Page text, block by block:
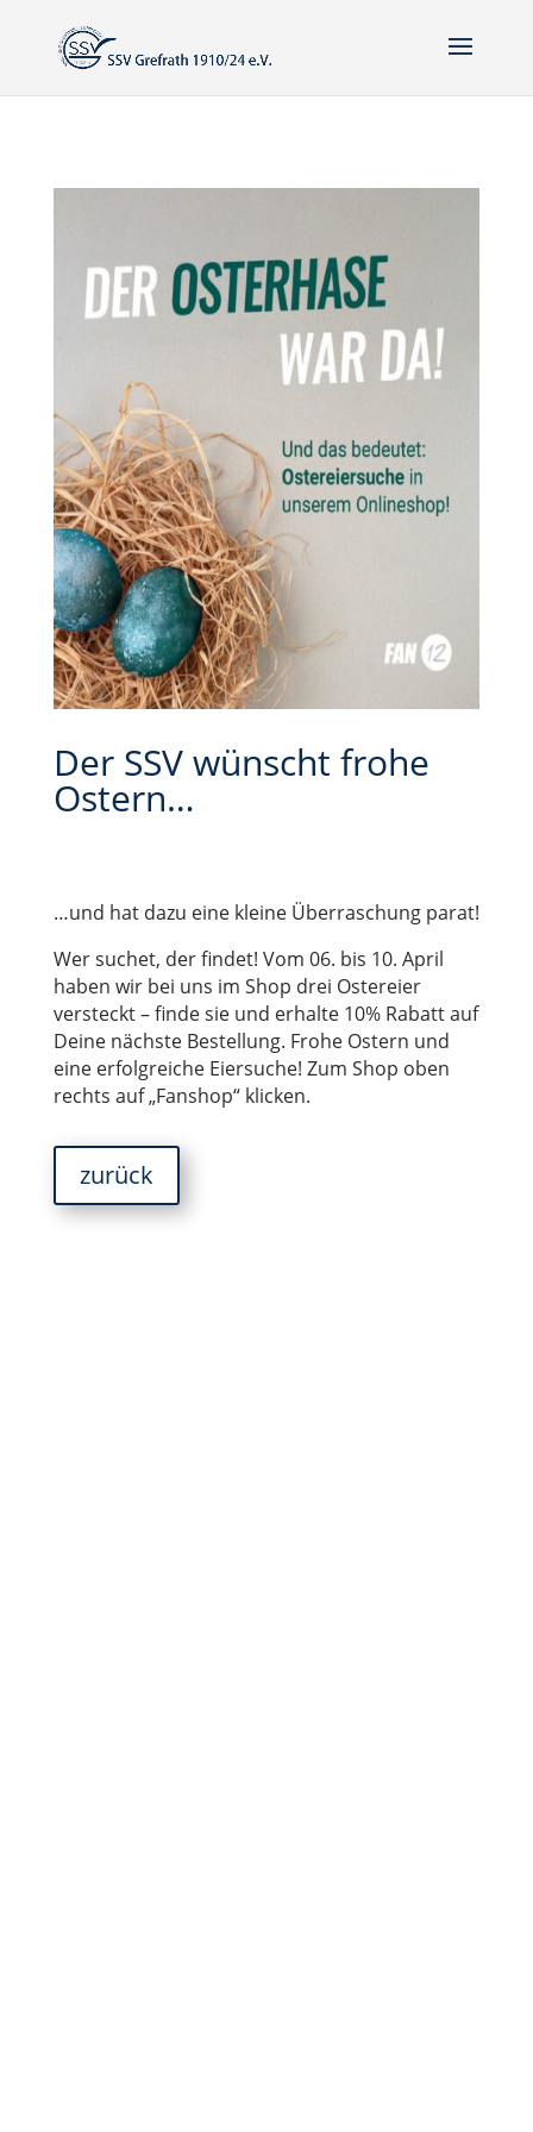
Der SSV wünscht frohe
Ostern…
…und hat dazu eine kleine Überraschung parat!
Wer suchet, der findet! Vom 06. bis 10. April
haben wir bei uns im Shop drei Ostereier
versteckt – finde sie und erhalte 10% Rabatt auf
Deine nächste Bestellung. Frohe Ostern und
eine erfolgreiche Eiersuche! Zum Shop oben
rechts auf „Fanshop“ klicken.
zurück